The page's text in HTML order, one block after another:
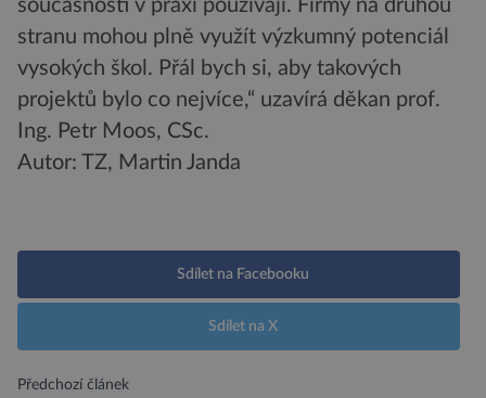
současnosti v praxi používají. Firmy na druhou
stranu mohou plně využít výzkumný potenciál
vysokých škol. Přál bych si, aby takových
projektů bylo co nejvíce,“ uzavírá děkan prof.
Ing. Petr Moos, CSc.
Autor: TZ, Martin Janda
Sdílet na Facebooku
Sdílet na X
Předchozí článek